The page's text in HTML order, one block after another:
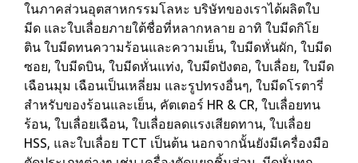
ในภาคส่วนอุตสาหกรรมโลหะ บริษัทของเราได้ผลิตใบ
มีด และใบเลื่อยภายใต้ชื่อที่หลากหลาย อาทิ ใบมีดกิโย
ติน ใบมีดทนความร้อนและความเย็น, ใบมีดหั่นผัก, ใบมีด
ซอย, ใบมีดบิน, ใบมีดหั่นแท่ง, ใบมีดปังตอ, ใบเลื่อย, ใบมีด
เฉือนมุม เฉือนเป็นเหลี่ยม และรูปทรงอื่นๆ, ใบมีดโรตารี่
สำหรับของร้อนและเย็น, คัตเตอร์ HR & CR, ใบเลื่อยทน
ร้อน, ใบเลื่อยเฉือน, ใบเลื่อยลดแรงเสียดทาน, ใบเลื่อย
HSS, และใบเลื่อย TCT เป็นต้น นอกจากนั้นยังมีเครื่องมือ